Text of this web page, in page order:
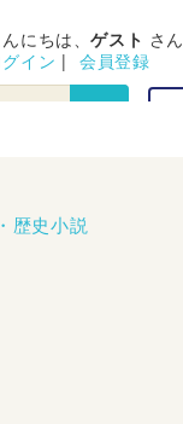
んにちは、ゲスト さん
グイン | 会員登録
歴史小説